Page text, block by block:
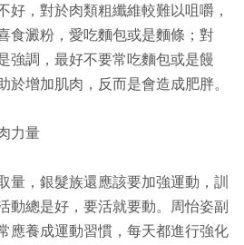
好，對於肉類粗纖維較難以咀嚼，
食澱粉，愛吃麵包或是麵條；對
強調，最好不要常吃麵包或是饅
於增加肌肉，反而是會造成肥胖。
力量
量，銀髮族還應該要加強運動，訓
動總是好，要活就要動。周怡姿副
應養成運動習慣，每天都進行強化